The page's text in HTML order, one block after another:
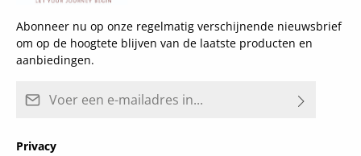
Abonneer nu op onze regelmatig verschijnende nieuwsbrief
om op de hoogtete blijven van de laatste producten en
aanbiedingen.
Privacy